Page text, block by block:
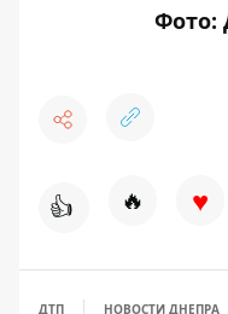
Фото:
👍 🔥 ♥
ДТП НОВОСТИ ДНЕПРА